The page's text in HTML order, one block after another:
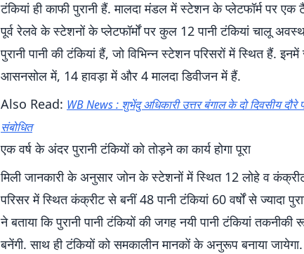
टंकियां ही काफी पुरानी हैं. मालदा मंडल में स्टेशन के प्लेटफॉर्म पर
पूर्व रेलवे के स्टेशनों के प्लेटफॉर्मों पर कुल 12 पानी टंकियां चालू
पुरानी पानी की टंकियां हैं, जो विभिन्न स्टेशन परिसरों में स्थित हैं.
आसनसोल में, 14 हावड़ा में और 4 मालदा डिवीजन में हैं.
Also Read: WB News : शुभेंदु अधिकारी उत्तर बंगाल के दो दिवसीय
संबोधित
एक वर्ष के अंदर पुरानी टंकियों को तोड़ने का कार्य होगा पूरा
मिली जानकारी के अनुसार जोन के स्टेशनों में स्थित 12 लोहे व
परिसर में स्थित कंक्रीट से बनीं 48 पानी टंकियां 60 वर्षों से ज्यादा
ने बताया कि पुरानी पानी टंकियों की जगह नयी पानी टंकियां
बनेंगी. साथ ही टंकियों को समकालीन मानकों के अनुरूप बनाया